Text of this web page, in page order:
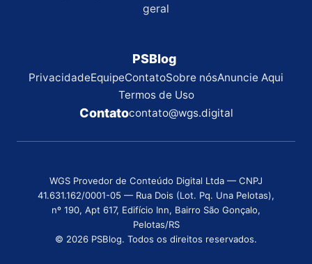
geral
PSBlog
PrivacidadeEquipeContatoSobre nósAnuncie Aqui
Termos de Uso
Contatocontato@wgs.digital
WGS Provedor de Conteúdo Digital Ltda — CNPJ
41.631.162/0001-05 — Rua Dois (Lot. Pq. Una Pelotas),
nº 190, Apt 617, Edifício Inn, Bairro São Gonçalo,
Pelotas/RS
© 2026 PSBlog. Todos os direitos reservados.